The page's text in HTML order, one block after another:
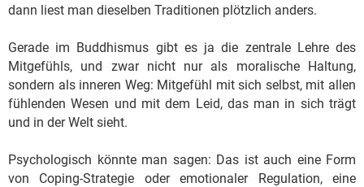
dann liest man dieselben Traditionen plötzlich anders.
Gerade im Buddhismus gibt es ja die zentrale Lehre des
Mitgefühls, und zwar nicht nur als moralische Haltung,
sondern als inneren Weg: Mitgefühl mit sich selbst, mit allen
fühlenden Wesen und mit dem Leid, das man in sich trägt
und in der Welt sieht.
Psychologisch könnte man sagen: Das ist auch eine Form
von Coping-Strategie oder emotionaler Regulation, eine